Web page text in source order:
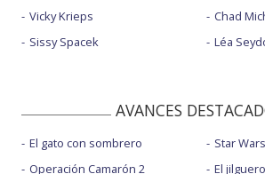
Vicky Krieps
Sissy Spacek
Chad
Léa
AVANCES
El gato con sombrero
Operación Camarón 2
Star
El jilguero